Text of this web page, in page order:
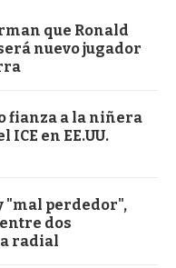
que Ronald
nuevo jugador
fianza a la niñera
en EE.UU.
"mal perdedor",
dos
radial